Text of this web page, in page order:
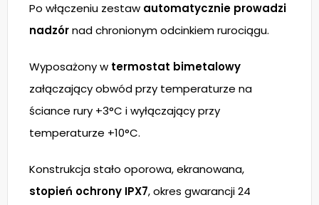
Po włączeniu zestaw automatycznie prowadzi
nadzórnad chronionym odcinkiem rurociągu.
Wyposażony w termostat bimetalowy
załączający obwód przy temperaturze na
ściance rury +3°C i wyłączający przy
temperaturze +10°C.
Konstrukcja stało oporowa, ekranowana,
stopień ochrony IPX7, okres gwarancji 24